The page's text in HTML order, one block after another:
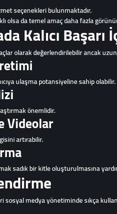
seçenekleri bulunmaktadır.
olsa da temel amaç daha fazla
Kalıcı Başarı
olarak değerlendirilebilir ancak
ulaşma potansiyeline sahip olabilir.
önemlidir.
Videolar
artırabilir.
sadık bir kitle oluşturulmasına
sosyal medya yönetiminde sıkça